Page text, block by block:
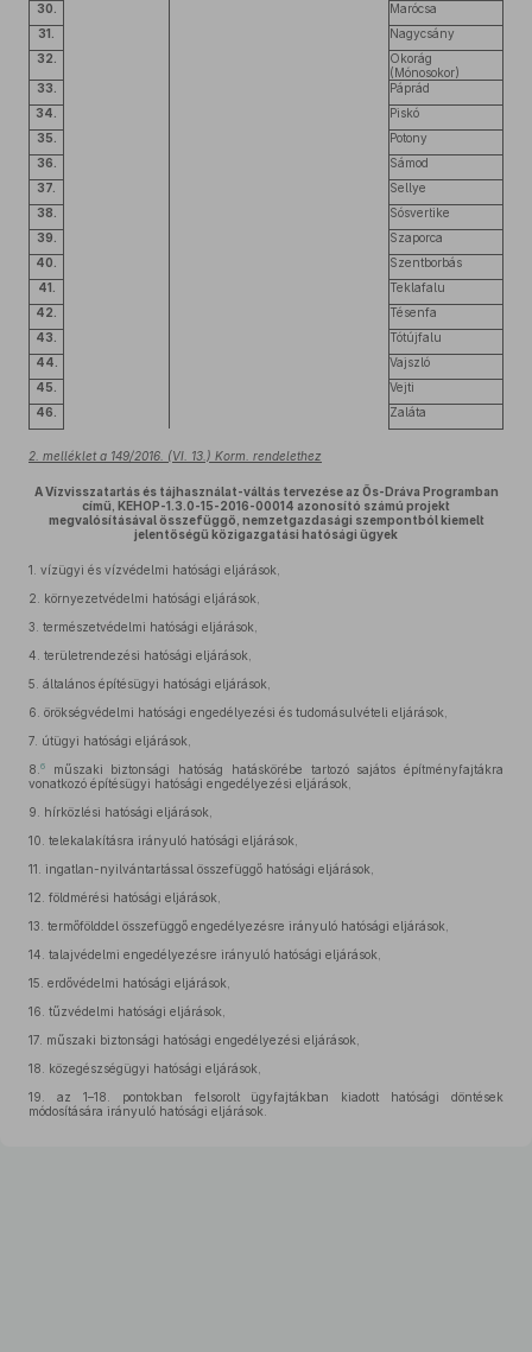
30.
Marócsa
31.
Nagycsány
32.
Okorág
(Mónosokor)
33.
Páprád
34.
Piskó
35.
Potony
36.
Sámod
37.
Sellye
38.
Sósvertike
39.
Szaporca
40.
Szentborbás
41.
Teklafalu
42.
Tésenfa
43.
Tótújfalu
44.
Vajszló
45.
Vejti
46.
Zaláta
2. melléklet a 149/2016. (VI. 13.) Korm. rendelethez
A Vízvisszatartás és tájhasználat-váltás tervezése az Ős-Dráva Programban
című, KEHOP-1.3.0-15-2016-00014 azonosító számú projekt
megvalósításával összefüggő, nemzetgazdasági szempontból kiemelt
jelentőségű közigazgatási hatósági ügyek
1. vízügyi és vízvédelmi hatósági eljárások,
2.
környezetvédelmi hatósági eljárások,
3. természetvédelmi hatósági eljárások,
4. területrendezési hatósági eljárások,
5. általános építésügyi hatósági eljárások,
6. örökségvédelmi hatósági engedélyezési és tudomásulvételi eljárások,
7. útügyi hatósági eljárások,
8. 6
műszaki biztonsági hatóság hatáskörébe tartozó sajátos építményfajtákra
vonatkozó építésügyi hatósági engedélyezési eljárások,
9.
hírközlési hatósági eljárások,
10. telekalakításra irányuló hatósági eljárások,
11.
ingatlan-nyilvántartással összefüggő hatósági eljárások,
12. földmérési hatósági eljárások,
13. termőfölddel összefüggő engedélyezésre irányuló hatósági eljárások,
14. talajvédelmi engedélyezésre irányuló hatósági eljárások,
15. erdővédelmi hatósági eljárások,
16. tűzvédelmi hatósági eljárások,
17. műszaki biztonsági hatósági engedélyezési eljárások,
18.
közegészségügyi hatósági eljárások,
19.
az 1–18. pontokban felsorolt ügyfajtákban kiadott hatósági döntések
módosítására irányuló hatósági eljárások.